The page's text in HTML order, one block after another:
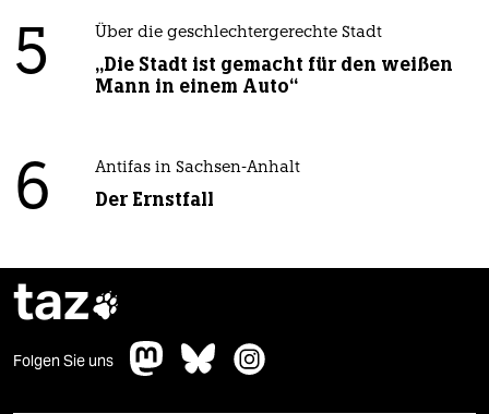
5 Über die geschlechtergerechte Stadt
„Die Stadt ist gemacht für den weißen
Mann in einem Auto“
6 Antifas in Sachsen-Anhalt
Der Ernstfall
taz
Folgen Sie uns